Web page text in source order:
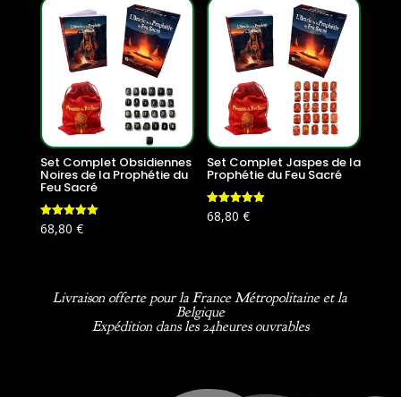
était :
179,60 €.
est :
149,90 €.
Set Complet Obsidiennes
Noires de la Prophétie du
Feu Sacré
Note
5.00
68,80 €
Set Complet Jaspes de la
Prophétie du Feu Sacré
Note
5.00
68,80€
Livraison offerte pour la France Métropolitaine et la
Belgique
Expédition dans les 24heures ouvrables